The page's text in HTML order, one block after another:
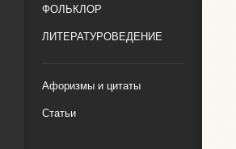
ФОЛЬКЛОР
ЛИТЕРАТУРОВЕДЕНИЕ
Афоризмы и цитаты
Статьи